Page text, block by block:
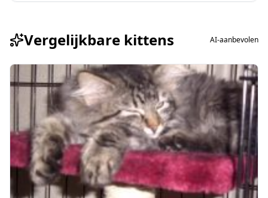
Vergelijkbare kittens AI-aanbevolen